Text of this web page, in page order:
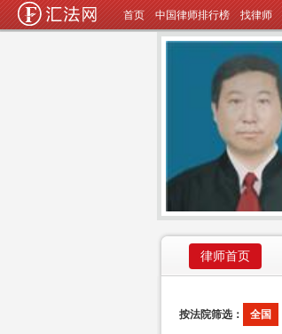
首页 中国律师排行榜 找律师
律师首页
按法院筛选： 全国